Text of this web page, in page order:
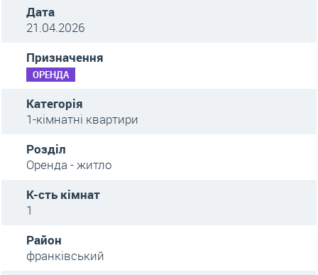
Дата
21.04.2026
Призначення
ОРЕНДА
Категорія
1-кімнатні квартири
Розділ
Оренда - житло
К-сть кімнат
1
Район
франківський